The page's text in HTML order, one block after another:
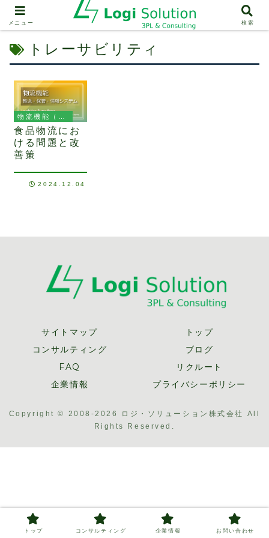
トレーサビリティ
食品物流にお
ける問題と改
善策
2024.12.04
サイトマップ
トップ
コンサルティング
ブログ
FAQ
リクルート
企業情報
プライバシーポリシー
Copyright © 2008-2026 ロジ・ソリューション株式会社 All
Rights Reserved.
メニュー 検索
トップ コンサルティング 企業情報 お問い合わせ